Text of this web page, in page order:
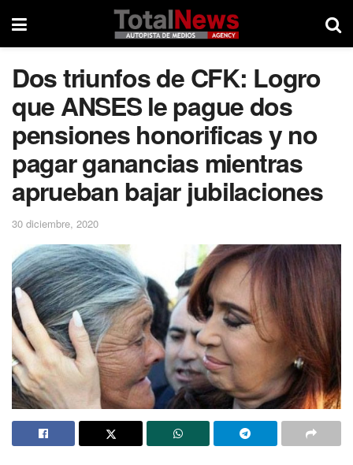
Dos triunfos de CFK: Logro
que ANSES le pague dos
pensiones honorificas y no
pagar ganancias mientras
aprueban bajar jubilaciones
30 diciembre, 2020